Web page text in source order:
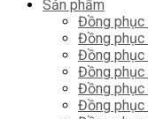
Sản phẩm
Đồng phục
Đồng phục
Đồng phục
Đồng phục
Đồng phục
Đồng phục